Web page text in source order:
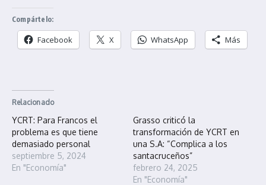
Compártelo:
Facebook X WhatsApp Más
Relacionado
YCRT: Para Francos el
problema es que tiene
demasiado personal
septiembre 5, 2024
En "Economía"
Grasso criticó la
transformación de YCRT en
una S.A: “Complica a los
santacruceños”
febrero 24, 2025
En "Economía"